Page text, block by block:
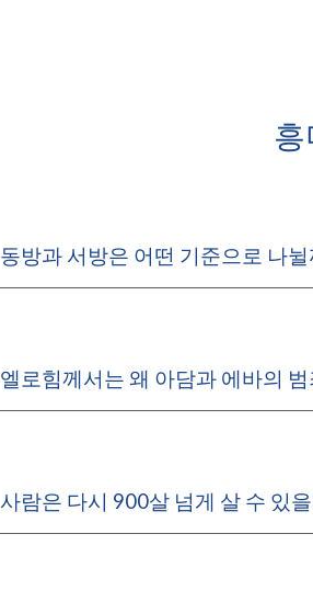
동방과 서방은 어떤 기준으로 나뉠
엘로힘께서는 왜 아담과 에바의
사람은 다시 900살 넘게 살 수 있